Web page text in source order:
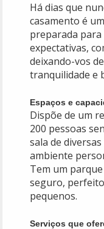
Há dias que
casamento é
preparada
expectativas,
deixando-vos
tranquilidade e
Espaços e
Dispõe de um
200 pessoas
sala de
ambiente
Tem um
seguro,
pequenos.
Serviços que